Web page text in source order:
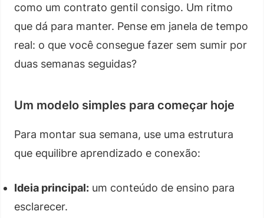
como um contrato gentil consigo. Um ritmo
que dá para manter. Pense em janela de tempo
real: o que você consegue fazer sem sumir por
duas semanas seguidas?
Um modelo simples para começar hoje
Para montar sua semana, use uma estrutura
que equilibre aprendizado e conexão:
Ideia principal: um conteúdo de ensino para
esclarecer.